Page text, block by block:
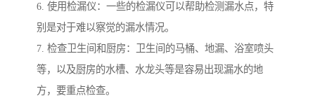
6. 使用检漏仪：一些的检漏仪可以帮助检测漏水点，特
别是对于难以察觉的漏水情况。
7. 检查卫生间和厨房：卫生间的马桶、地漏、浴室喷头
等，以及厨房的水槽、水龙头等是容易出现漏水的地
方，要重点检查。